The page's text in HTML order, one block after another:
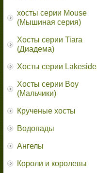
хосты серии Mouse
(Мышиная серия)
Хосты серии Tiara
(Диадема)
Хосты серии Lakeside
Хосты серии Boy
(Мальчики)
Крученые хосты
Водопады
Ангелы
Короли и королевы